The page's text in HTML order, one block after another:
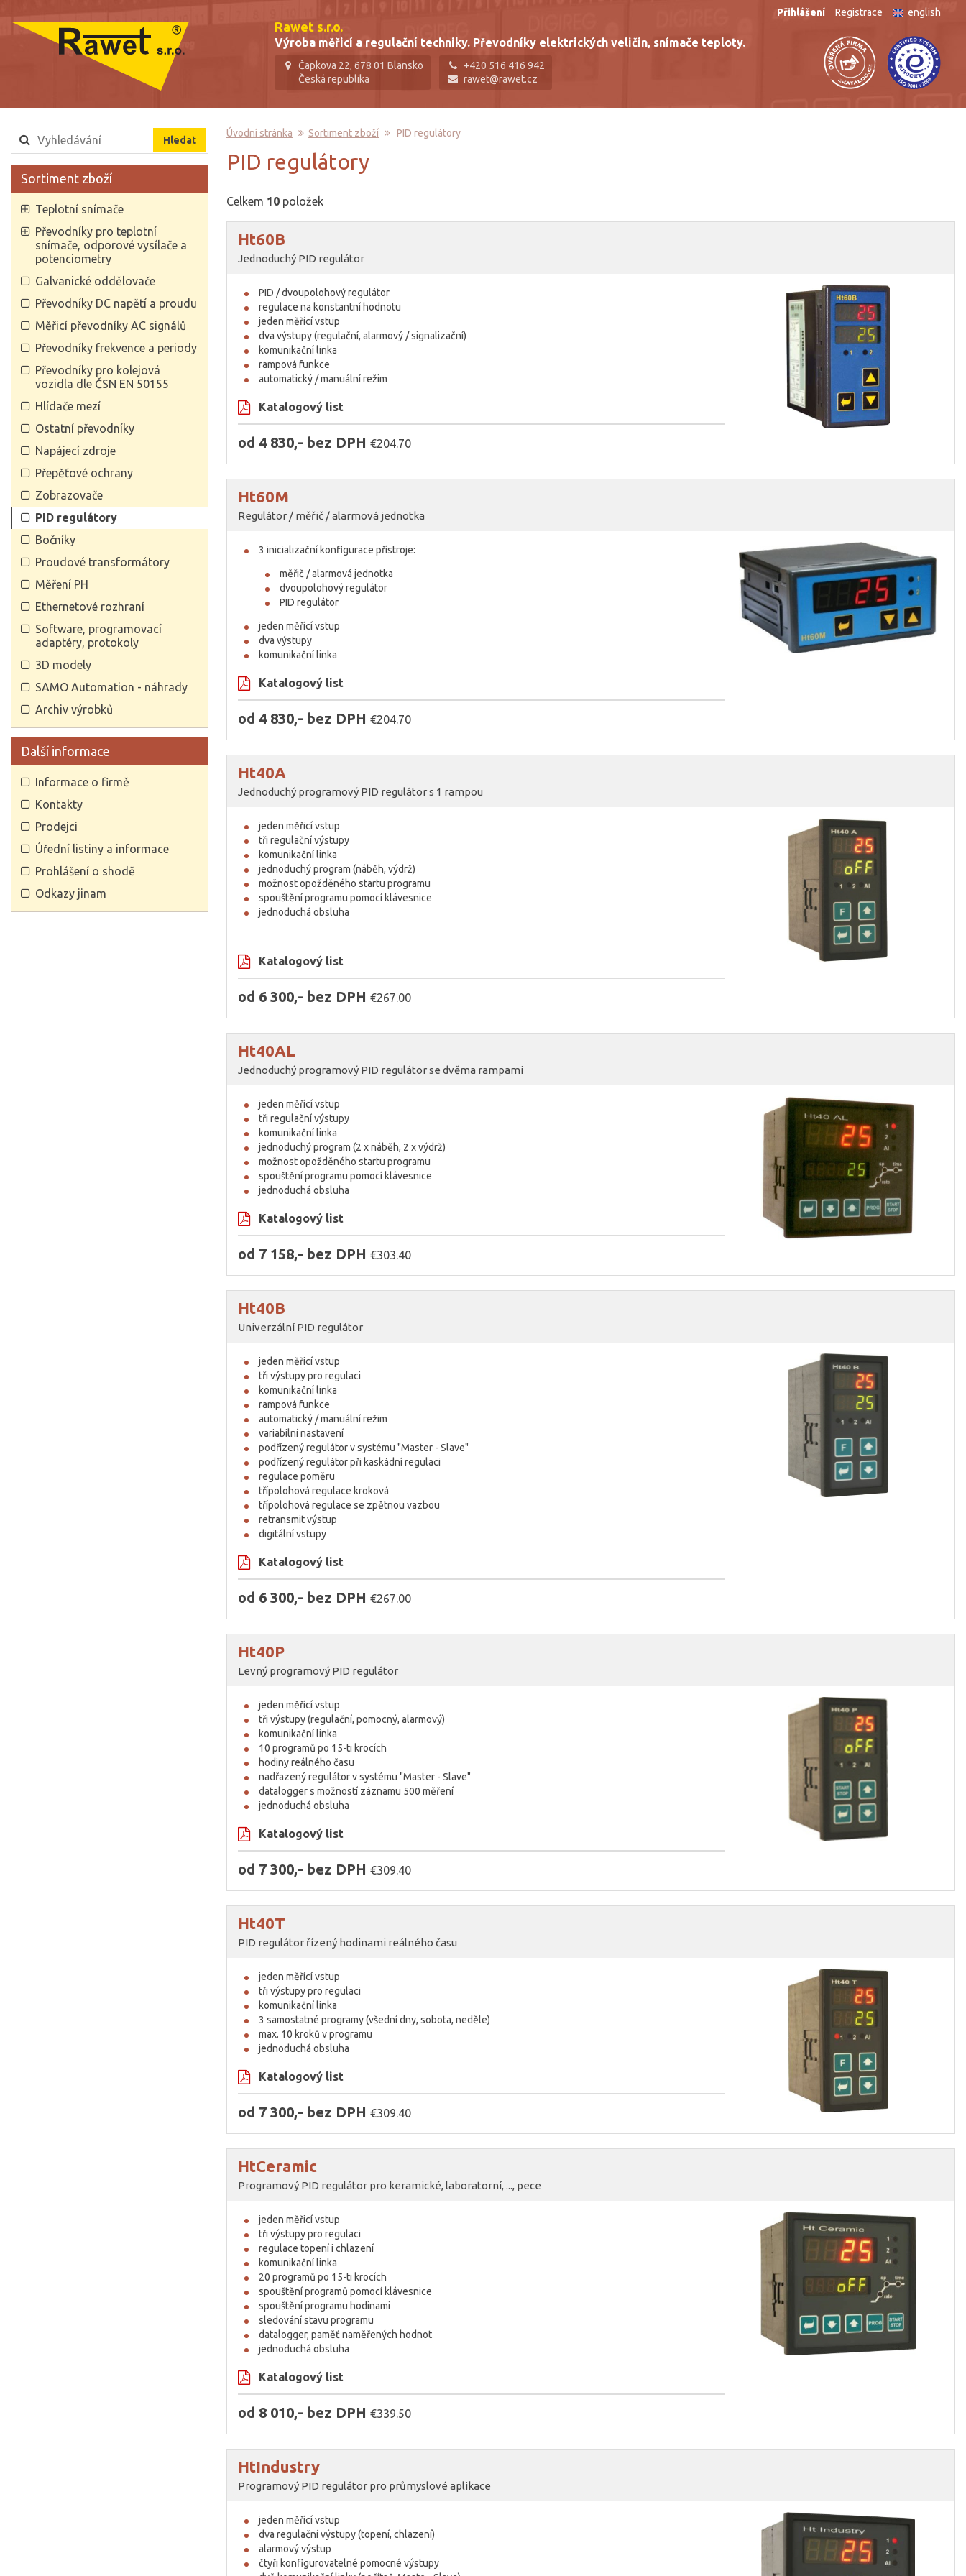
Přihlášení Registrace english
Rawet s.r.o.
Výroba měřicí a regulační techniky. Převodníky elektrických veličin, snímače teploty.
Čapkova 22, 678 01 Blansko
Česká republika
+420 516 416 942
rawet@rawet.cz
Sortiment zboží
Teplotní snímače
Převodníky pro teplotní
snímače, odporové vysílače a
potenciometry
Galvanické oddělovače
Převodníky DC napětí a proudu
Měřicí převodníky AC signálů
Převodníky frekvence a periody
Převodníky pro kolejová
vozidla dle ČSN EN 50155
Hlídače mezí
Ostatní převodníky
Napájecí zdroje
Přepěťové ochrany
Zobrazovače
PID regulátory
Bočníky
Proudové transformátory
Měření PH
Ethernetové rozhraní
Software, programovací
adaptéry, protokoly
3D modely
SAMO Automation - náhrady
Archiv výrobků
Další informace
Informace o firmě
Kontakty
Prodejci
Úřední listiny a informace
Prohlášení o shodě
Odkazy jinam
Úvodní stránka Sortiment zboží PID regulátory
PID regulátory
Celkem 10 položek
Ht60B
Jednoduchý PID regulátor
PID / dvoupolohový regulátor
regulace na konstantní hodnotu
jeden měřící vstup
dva výstupy (regulační, alarmový / signalizační)
komunikační linka
rampová funkce
automatický / manuální režim
Katalogový list
od 4 830,- bez DPH €204.70
Ht60M
Regulátor / měřič / alarmová jednotka
3 inicializační konfigurace přístroje:
měřič / alarmová jednotka
dvoupolohový regulátor
PID regulátor
jeden měřící vstup
dva výstupy
komunikační linka
Katalogový list
od 4 830,- bez DPH €204.70
Ht40A
Jednoduchý programový PID regulátor s 1 rampou
jeden měřicí vstup
tři regulační výstupy
komunikační linka
jednoduchý program (náběh, výdrž)
možnost opožděného startu programu
spouštění programu pomocí klávesnice
jednoduchá obsluha
Katalogový list
od 6 300,- bez DPH €267.00
Ht40AL
Jednoduchý programový PID regulátor se dvěma rampami
jeden měřící vstup
tři regulační výstupy
komunikační linka
jednoduchý program (2 x náběh, 2 x výdrž)
možnost opožděného startu programu
spouštění programu pomocí klávesnice
jednoduchá obsluha
Katalogový list
od 7 158,- bez DPH €303.40
Ht40B
Univerzální PID regulátor
jeden měřicí vstup
tři výstupy pro regulaci
komunikační linka
rampová funkce
automatický / manuální režim
variabilní nastavení
podřízený regulátor v systému "Master - Slave"
podřízený regulátor při kaskádní regulaci
regulace poměru
třípolohová regulace kroková
třípolohová regulace se zpětnou vazbou
retransmit výstup
digitální vstupy
Katalogový list
od 6 300,- bez DPH €267.00
Ht40P
Levný programový PID regulátor
jeden měřící vstup
tři výstupy (regulační, pomocný, alarmový)
komunikační linka
10 programů po 15-ti krocích
hodiny reálného času
nadřazený regulátor v systému "Master - Slave"
datalogger s možností záznamu 500 měření
jednoduchá obsluha
Katalogový list
od 7 300,- bez DPH €309.40
Ht40T
PID regulátor řízený hodinami reálného času
jeden měřící vstup
tři výstupy pro regulaci
komunikační linka
3 samostatné programy (všední dny, sobota, neděle)
max. 10 kroků v programu
jednoduchá obsluha
Katalogový list
od 7 300,- bez DPH €309.40
HtCeramic
Programový PID regulátor pro keramické, laboratorní, ..., pece
jeden měřicí vstup
tři výstupy pro regulaci
regulace topení i chlazení
komunikační linka
20 programů po 15-ti krocích
spouštění programů pomocí klávesnice
spouštění programu hodinami
sledování stavu programu
datalogger, paměť naměřených hodnot
jednoduchá obsluha
Katalogový list
od 8 010,- bez DPH €339.50
HtIndustry
Programový PID regulátor pro průmyslové aplikace
jeden měřící vstup
dva regulační výstupy (topení, chlazení)
alarmový výstup
čtyři konfigurovatelné pomocné výstupy